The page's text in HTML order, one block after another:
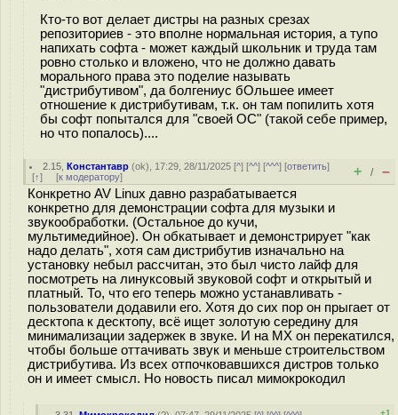
Кто-то вот делает дистры на разных срезах
репозиториев - это вполне нормальная история, а тупо
напихать софта - может каждый школьник и труда там
ровно столько и вложено, что не должно давать
морального права это поделие называть
"дистрибутивом", да болгениус бОльшее имеет
отношение к дистрибутивам, т.к. он там попилить хотя
бы софт попытался для "своей ОС" (такой себе пример,
но что попалось)....
2.15 ,Константавр (ok), 17:29, 28/11/2025 [^] [^^] [^^^] [ответить]
[↑] [к модератору] + / –
Конкретно AV Linux давно разрабатывается
конкретно для демонстрации софта для музыки и
звукообработки. (Остальное до кучи,
мультимедийное). Он обкатывает и демонстрирует "как
надо делать", хотя сам дистрибутив изначально на
установку небыл рассчитан, это был чисто лайф для
посмотреть на линуксовый звуковой софт и открытый и
платный. То, что его теперь можно устанавливать -
пользователи додавили его. Хотя до сих пор он прыгает от
десктопа к десктопу, всё ищет золотую середину для
минимализации задержек в звуке. И на MX он перекатился,
чтобы больше оттачивать звук и меньше строительством
дистрибутива. Из всех отпочковавшихся дистров только
он и имеет смысл. Но новость писал мимокрокодил
+1